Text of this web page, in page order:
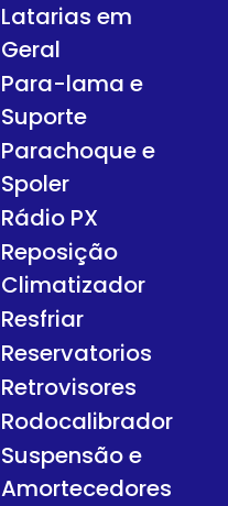
Latarias em
Geral
Para-lama e
Suporte
Parachoque e
Spoler
Rádio PX
Reposição
Climatizador
Resfriar
Reservatorios
Retrovisores
Rodocalibrador
Suspensão e
Amortecedores